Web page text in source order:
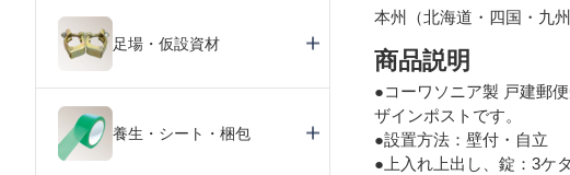
本州（北海道・四国・九
商品説明
●コーワソニア製 戸建郵
ザインポストです。
●設置方法：壁付・自立
●上入れ上出し、錠：3ケ
足場・仮設資材
養生・シート・梱包